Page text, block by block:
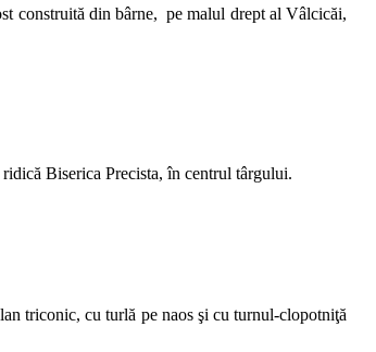
construită din bârne, pe malul drept al Vâlcicăi,
Biserica Precista, în centrul târgului.
triconic, cu turlă pe naos şi cu turnul-clopotniţă